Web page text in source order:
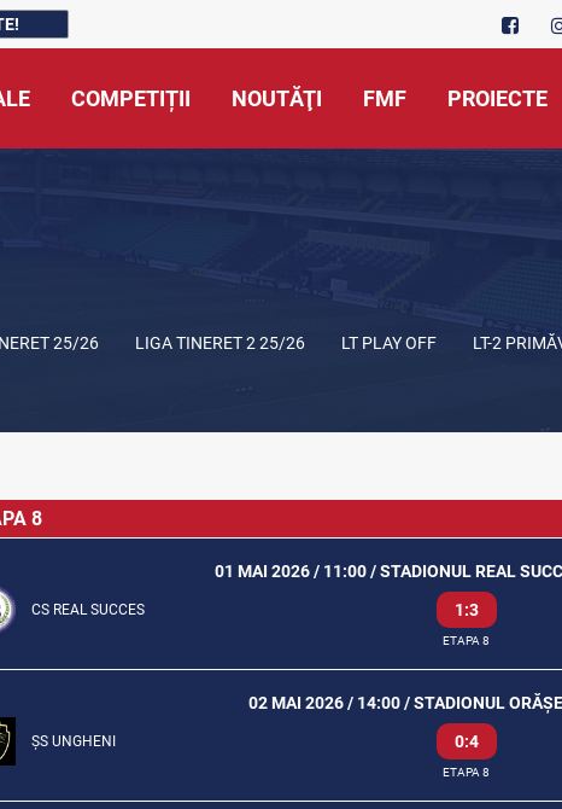
COMPETIȚII NOUTĂŢI FMF PROIECTE
25/26 LIGA TINERET 2 25/26 LT PLAY OFF LT-2
8
01 MAI 2026 / 11:00 / STADIONUL REAL
CS REAL SUCCES 1:3
ETAPA 8
02 MAI 2026 / 14:00 / STADIONUL
ȘS UNGHENI 0:4
ETAPA 8